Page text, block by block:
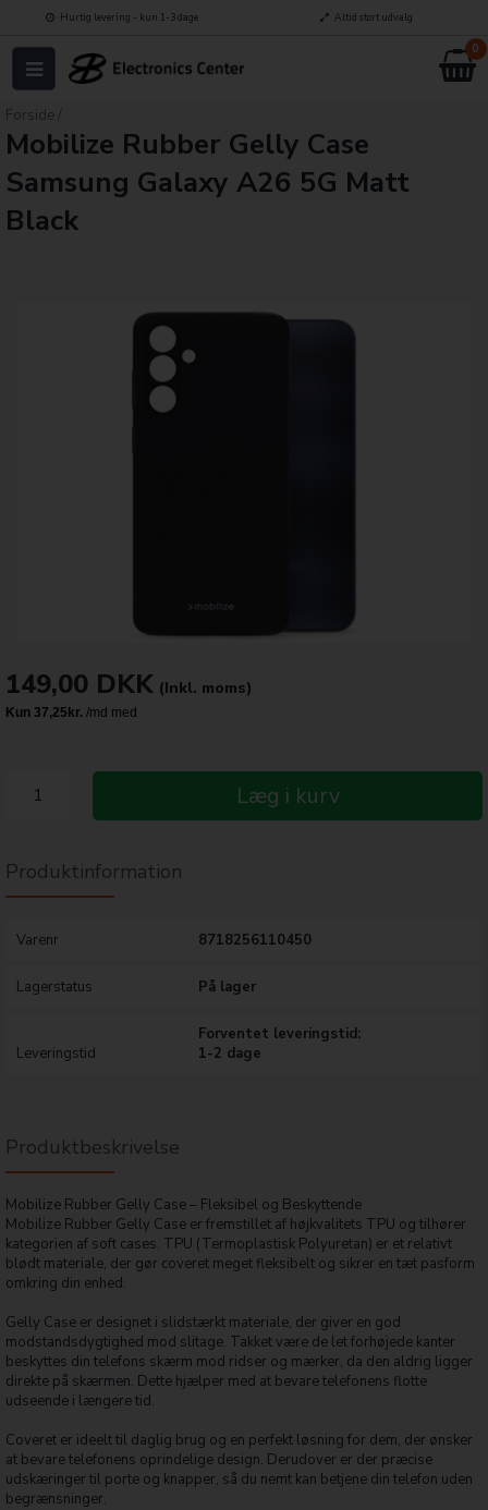
Hurtig levering - kun 1-3 dage Altid stort udvalg
0
Forside
Mobilize Rubber Gelly Case
Samsung Galaxy A26 5G Matt
Black
149,00 DKK (Inkl. moms)
Læg i kurv
Produktinformation
Varenr 8718256110450
Lagerstatus På lager
Leveringstid
Forventet leveringstid:
1-2 dage
Produktbeskrivelse
Mobilize Rubber Gelly Case – Fleksibel og Beskyttende
Mobilize Rubber Gelly Case er fremstillet af højkvalitets TPU og tilhører
kategorien af soft cases. TPU (Termoplastisk Polyuretan) er et relativt
blødt materiale, der gør coveret meget fleksibelt og sikrer en tæt pasform
omkring din enhed.
Gelly Case er designet i slidstærkt materiale, der giver en god
modstandsdygtighed mod slitage. Takket være de let forhøjede kanter
beskyttes din telefons skærm mod ridser og mærker, da den aldrig ligger
direkte på skærmen. Dette hjælper med at bevare telefonens flotte
udseende i længere tid.
Coveret er ideelt til daglig brug og en perfekt løsning for dem, der ønsker
at bevare telefonens oprindelige design. Derudover er der præcise
udskæringer til porte og knapper, så du nemt kan betjene din telefon uden
begrænsninger.